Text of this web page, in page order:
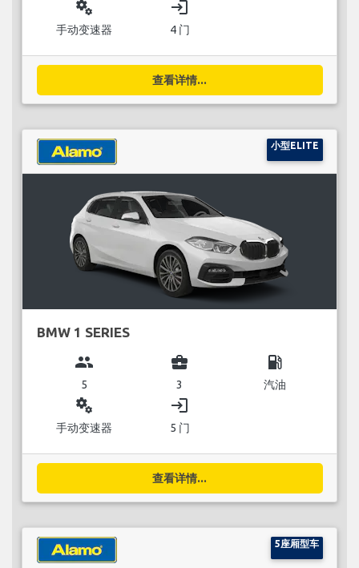
miscellaneous_services
手动变速器
login
4 门
查看详情...
小型ELITE
BMW 1 SERIES
group
5
business_center
3
local_gas_station
汽油
miscellaneous_services
手动变速器
login
5 门
查看详情...
5座厢型车